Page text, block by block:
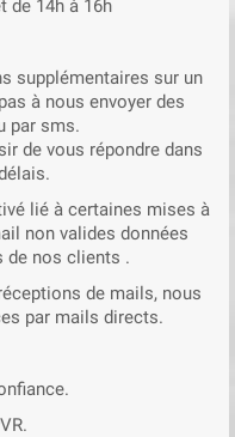
de 14h à 16h
supplémentaires sur un
à nous envoyer des
par sms.
de vous répondre dans
lié à certaines mises à
non valides données
de nos clients .
de mails, nous
par mails directs.